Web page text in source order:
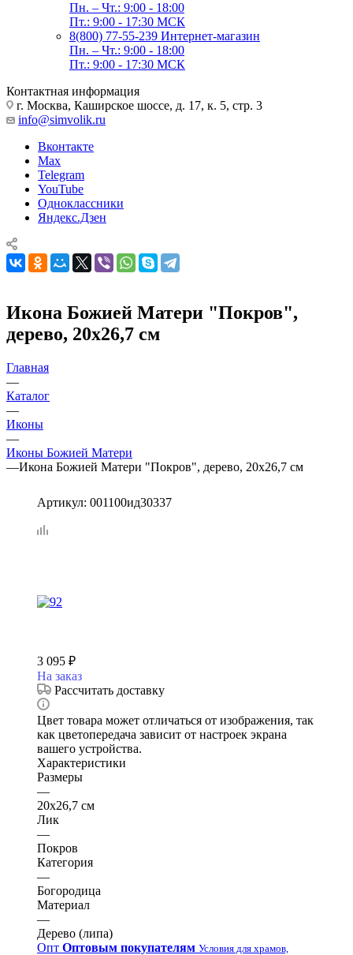
Пн. – Чт.: 9:00 - 18:00
Пт.: 9:00 - 17:30 МСК
8(800) 77-55-239 Интернет-магазин
Пн. – Чт.: 9:00 - 18:00
Пт.: 9:00 - 17:30 МСК
Контактная информация
г. Москва, Каширское шоссе, д. 17, к. 5, стр. 3
info@simvolik.ru
Вконтакте
Max
Telegram
YouTube
Одноклассники
Яндекс.Дзен
Икона Божией Матери "Покров",
дерево, 20х26,7 см
Главная
—
Каталог
—
Иконы
—
Иконы Божией Матери
—Икона Божией Матери "Покров", дерево, 20х26,7 см
Артикул: 001100ид30337
3 095 ₽
На заказ
Рассчитать доставку
Цвет товара может отличаться от изображения, так
как цветопередача зависит от настроек экрана
вашего устройства.
Характеристики
Размеры
—
20х26,7 см
Лик
—
Покров
Категория
—
Богородица
Материал
—
Дерево (липа)
Опт Оптовым покупателям Условия для храмов,